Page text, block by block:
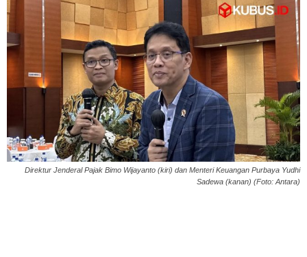
Direktur Jenderal Pajak Bimo Wijayanto (kiri) dan Menteri Keuangan Purbaya Yudhi
Sadewa (kanan) (Foto: Antara)